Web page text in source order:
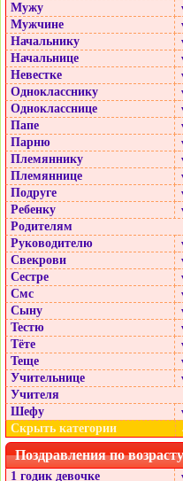
Мужу
Мужчине
Начальнику
Начальнице
Невестке
Однокласснику
Однокласснице
Папе
Парню
Племяннику
Племяннице
Подруге
Ребенку
Родителям
Руководителю
Свекрови
Сестре
Смс
Сыну
Тестю
Тёте
Теще
Учительнице
Учителя
Шефу
Скрыть категории
Поздравления по возрасту
1 годик девочке